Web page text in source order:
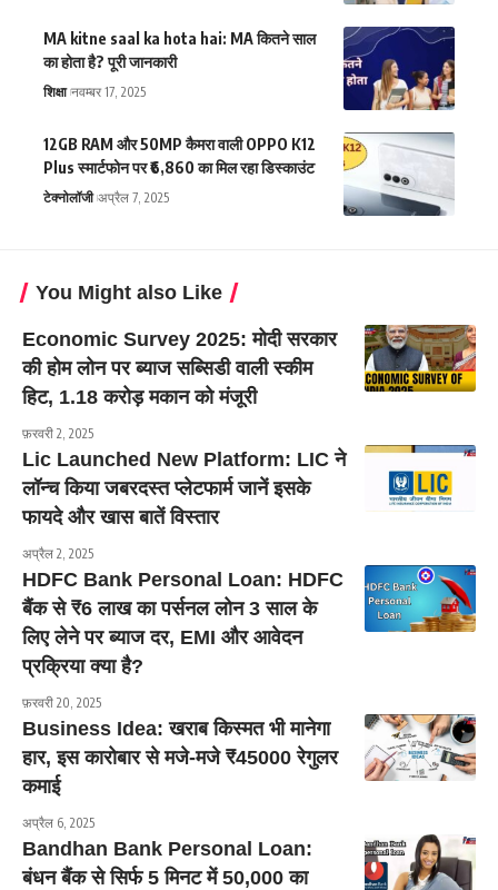
MA kitne saal ka hota hai: MA कितने साल
का होता है? पूरी जानकारी
शिक्षा नवम्बर 17, 2025
12GB RAM और 50MP कैमरा वाली OPPO K12
Plus स्मार्टफोन पर ₹6,860 का मिल रहा डिस्काउंट
टेक्नोलॉजी अप्रैल 7, 2025
You Might also Like
Economic Survey 2025: मोदी सरकार
की होम लोन पर ब्याज सब्सिडी वाली स्कीम
हिट, 1.18 करोड़ मकान को मंजूरी
फ़रवरी 2, 2025
Lic Launched New Platform: LIC ने
लॉन्च किया जबरदस्त प्लेटफार्म जानें इसके
फायदे और खास बातें विस्तार
अप्रैल 2, 2025
HDFC Bank Personal Loan: HDFC
बैंक से ₹6 लाख का पर्सनल लोन 3 साल के
लिए लेने पर ब्याज दर, EMI और आवेदन
प्रक्रिया क्या है?
फ़रवरी 20, 2025
Business Idea: खराब किस्मत भी मानेगा
हार, इस कारोबार से मजे-मजे ₹45000 रेगुलर
कमाई
अप्रैल 6, 2025
Bandhan Bank Personal Loan:
बंधन बैंक से सिर्फ 5 मिनट में 50,000 का